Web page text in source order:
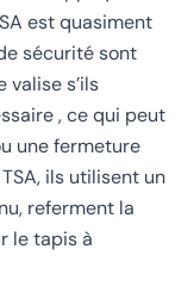
est quasiment
sécurité sont
valise s’ils
, ce qui peut
une fermeture
ils utilisent un
referment la
le tapis à